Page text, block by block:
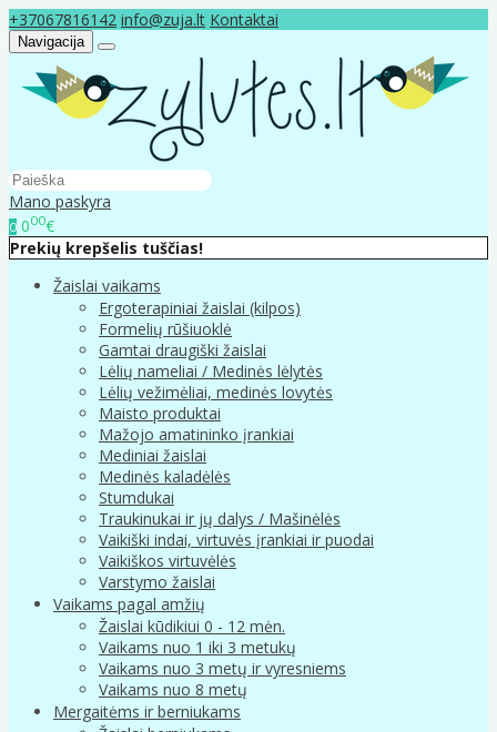
+37067816142 info@zuja.lt Kontaktai
Navigacija
Mano paskyra
0 000€
Prekių krepšelis tuščias!
Žaislai vaikams
Ergoterapiniai žaislai (kilpos)
Formelių rūšiuoklė
Gamtai draugiški žaislai
Lėlių nameliai / Medinės lėlytės
Lėlių vežimėliai, medinės lovytės
Maisto produktai
Mažojo amatininko įrankiai
Mediniai žaislai
Medinės kaladėlės
Stumdukai
Traukinukai ir jų dalys / Mašinėlės
Vaikiški indai, virtuvės įrankiai ir puodai
Vaikiškos virtuvėlės
Varstymo žaislai
Vaikams pagal amžių
Žaislai kūdikiui 0 - 12 mėn.
Vaikams nuo 1 iki 3 metukų
Vaikams nuo 3 metų ir vyresniems
Vaikams nuo 8 metų
Mergaitėms ir berniukams